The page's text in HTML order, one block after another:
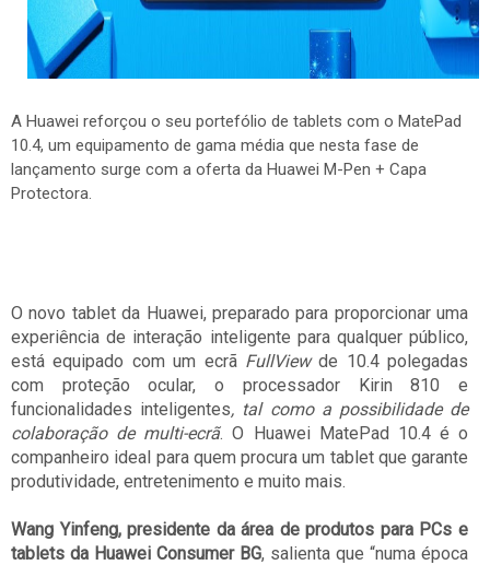
A Huawei reforçou o seu portefólio de tablets com o MatePad
10.4, um equipamento de gama média que nesta fase de
lançamento surge com a oferta da Huawei M-Pen + Capa
Protectora.
O novo tablet da Huawei, preparado para proporcionar uma
experiência de interação inteligente para qualquer público,
está equipado com um ecrã FullViewde 10.4 polegadas
com proteção ocular,
o processador Kirin 810 e
funcionalidades inteligentes, tal como a possibilidade de
colaboração de multi-ecrã. O Huawei MatePad 10.4 é o
companheiro ideal para quem procura um tablet que garante
produtividade, entretenimento e muito mais.
Wang Yinfeng, presidente da área de produtos para PCs e
tablets da Huawei Consumer BG, salienta que “numa época